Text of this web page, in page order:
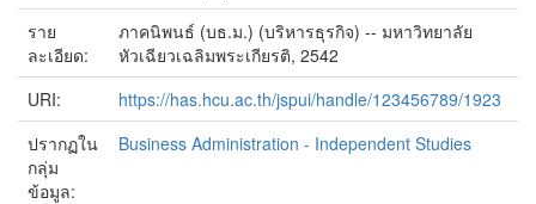
ราย
ละเอียด:
ภาคนิพนธ์ (บธ.ม.) (บริหารธุรกิจ) -- มหาวิทยาลัย
หัวเฉียวเฉลิมพระเกียรติ, 2542
URI:
https://has.hcu.ac.th/jspui/handle/123456789/1923
ปรากฏใน
กลุ่ม
ข้อมูล:
Business Administration - Independent Studies